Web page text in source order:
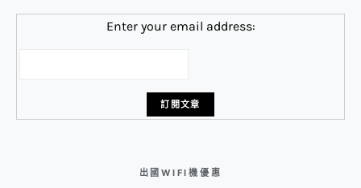
Enter your email address:
出國WIFI機優惠